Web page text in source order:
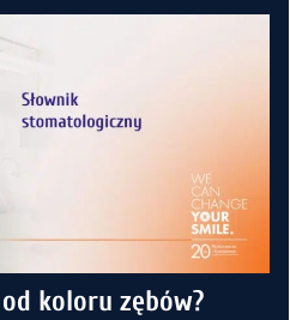
koloru zębów?